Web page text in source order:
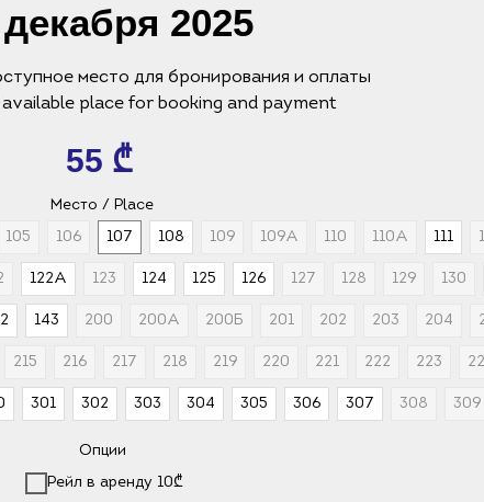
2025
место для бронирования и оплаты
place for booking and payment
55 ₾
Место / Place
105 106 107 108 109 109А 110 110А 111
122А 123 124 125 126 127 128 129 130
143 200 200А 200Б 201 202 203 204
215 216 217 218 219 220 221 222 223
301 302 303 304 305 306 307 308 309
Опции
Рейл в аренду 10₾